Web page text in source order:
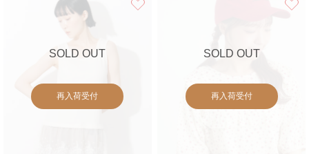
SOLD OUT
再入荷受付
SOLD OUT
再入荷受付